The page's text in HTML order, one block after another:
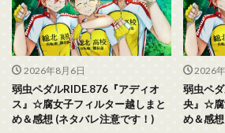
2026年8月6日
弱虫ペダルRIDE.876『アディオ
ス』☆腐女子フィルター越しまと
め＆感想 (ネタバレ注意です！)
2026
弱虫ペ
央』☆腐
め＆感